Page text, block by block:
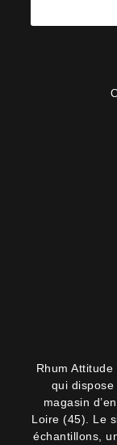
Rhum
qui dispose
magasin
Loire (45). Le
échantillons,